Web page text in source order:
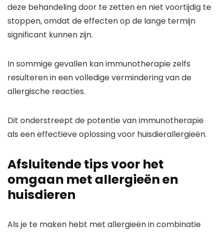
deze behandeling door te zetten en niet voortijdig te
stoppen, omdat de effecten op de lange termijn
significant kunnen zijn.
In sommige gevallen kan immunotherapie zelfs
resulteren in een volledige vermindering van de
allergische reacties.
Dit onderstreept de potentie van immunotherapie
als een effectieve oplossing voor huisdierallergieën.
Afsluitende tips voor het
omgaan met allergieën en
huisdieren
Als je te maken hebt met allergieën in combinatie